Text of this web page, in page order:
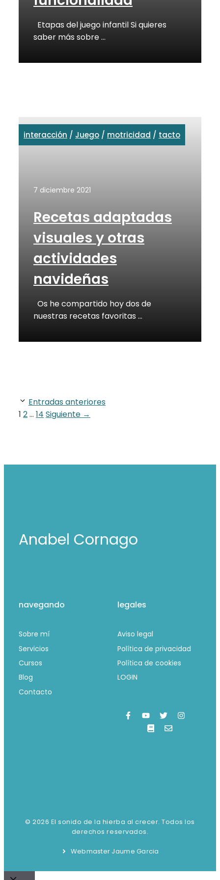
Etapas del juego infantil Si quieres
saber más sobre …
interacción / Juego / motricidad / tacto
7 diciembre 2021
Recetas adaptadas
visuales y otras
actividades
navideñas
Os he compartido hoy dos de
nuestras recetas favoritas …
Entradas anteriores
Página
1 Página
2… Página
14 Siguiente →
Anabel Cornago
navegando
Sobre mí
Servicios
Cursos
Blog
Contacto
legales
Aviso legal
Política de privacidad
Política de cookies
LOGIN
© 2026 El sonido de la hierba al crecer. Todos los
derechos reservados.
Webmaster Jaume Garcia